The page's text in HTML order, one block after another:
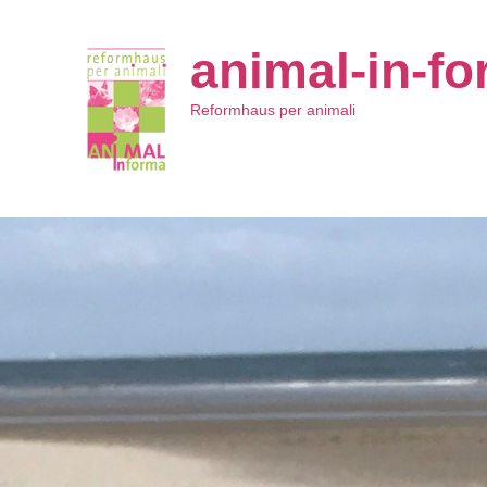
animal-in-
Reformhaus per animali